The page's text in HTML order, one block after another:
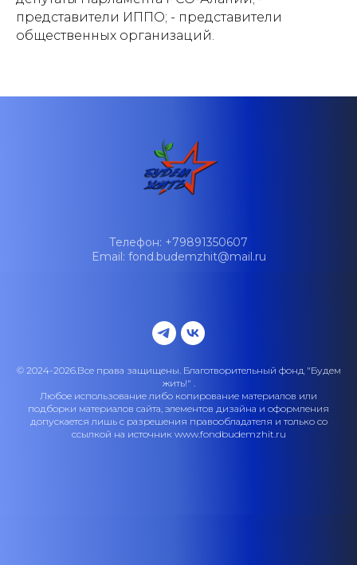
представители ИППО; - представители
общественных организаций.
Телефон: +79891350607
Email: fond.budemzhit@mail.ru
© 2024-2026.Все права защищены. Благотворительный фонд "Будем
жить!" .
Любое использование либо копирование материалов или
подборки материалов сайта, элементов дизайна и оформления
допускается лишь с разрешения правообладателя и только со
ссылкой на источник www.fondbudemzhit.ru